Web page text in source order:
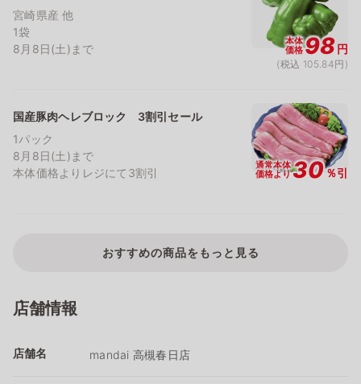
宮崎県産 他
1袋
8月8日(土)まで
本体
価格98円
(税込 105.84円)
国産豚肉ヘレブロック 3割引セール
1パック
8月8日(土)まで
本体価格よりレジにて3割引
通常本体
価格より30％引
おすすめの商品をもっと見る
店舗情報
店舗名 mandai 高槻春日店